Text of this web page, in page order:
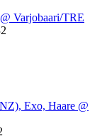
Varjobaari/TRE
Exo, Haare @